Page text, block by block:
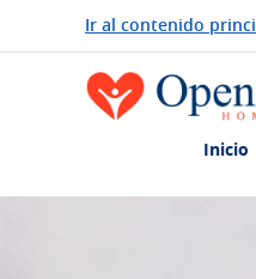
Ir al contenido
Inicio